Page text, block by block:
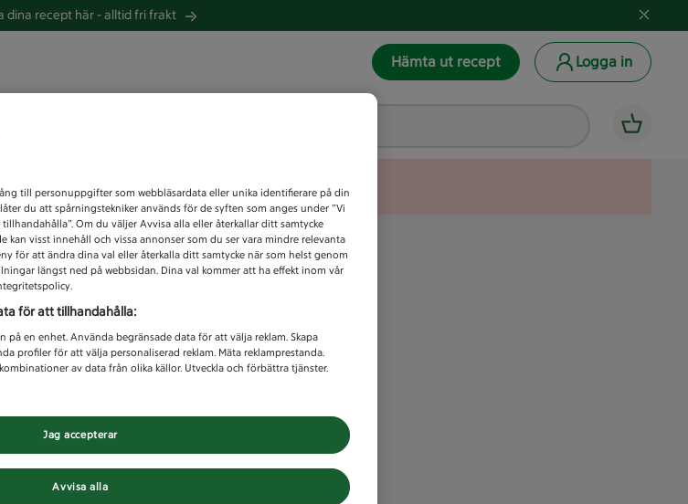
dina recept här -alltid fri frakt
Hämta ut recept Logga in
Unknown error
till personuppgifter som webbläsardata eller unika identifierare på din
du att spårningstekniker används för de syften som anges under ”Vi
Om du väljer Avvisa alla eller återkallar ditt samtycke
kan visst innehåll och vissa annonser som du ser vara mindre relevanta
för att ändra dina val eller återkalla ditt samtycke när som helst genom
längst ned på webbsidan. Dina val kommer att ha effekt inom vår
för att tillhandahålla:
en enhet. Använda begränsade data för att välja reklam. Skapa
profiler för att välja personaliserad reklam. Mäta reklamprestanda.
av data från olika källor. Utveckla och förbättra tjänster.
Avvisa alla
Jag accepterar